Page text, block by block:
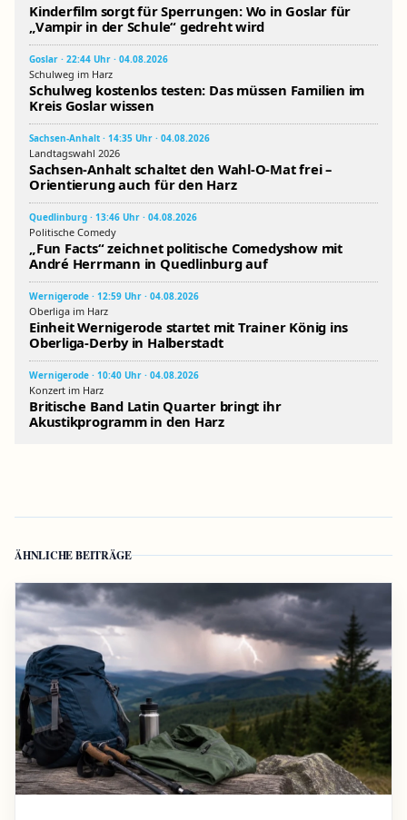
Kinderfilm sorgt für Sperrungen: Wo in Goslar für
„Vampir in der Schule“ gedreht wird
Goslar · 22:44 Uhr · 04.08.2026
Schulweg im Harz
Schulweg kostenlos testen: Das müssen Familien im
Kreis Goslar wissen
Sachsen-Anhalt · 14:35 Uhr · 04.08.2026
Landtagswahl 2026
Sachsen-Anhalt schaltet den Wahl-O-Mat frei –
Orientierung auch für den Harz
Quedlinburg · 13:46 Uhr · 04.08.2026
Politische Comedy
„Fun Facts“ zeichnet politische Comedyshow mit
André Herrmann in Quedlinburg auf
Wernigerode · 12:59 Uhr · 04.08.2026
Oberliga im Harz
Einheit Wernigerode startet mit Trainer König ins
Oberliga-Derby in Halberstadt
Wernigerode · 10:40 Uhr · 04.08.2026
Konzert im Harz
Britische Band Latin Quarter bringt ihr
Akustikprogramm in den Harz
ÄHNLICHE BEITRÄGE